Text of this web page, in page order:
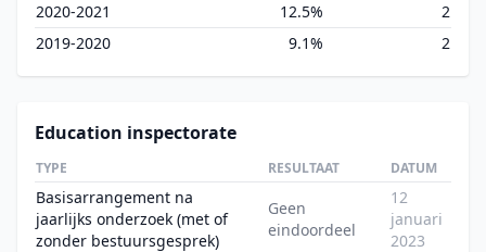
2020-2021
12.5%
2
2019-2020
9.1% 2
Education inspectorate
TYPE RESULTAAT DATUM
Basisarrangement na
jaarlijks onderzoek (met of
zonder bestuursgesprek)
Geen
eindoordeel
12
januari
2023